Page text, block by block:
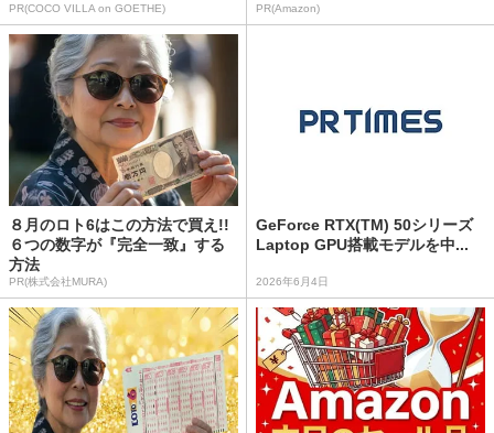
PR(COCO VILLA on GOETHE) PR(Amazon)
８月のロト6はこの方法で買え!!
６つの数字が『完全一致』する
方法
PR(株式会社MURA)
GeForce RTX(TM) 50シリーズ
Laptop GPU搭載モデルを中...
2026年6月4日